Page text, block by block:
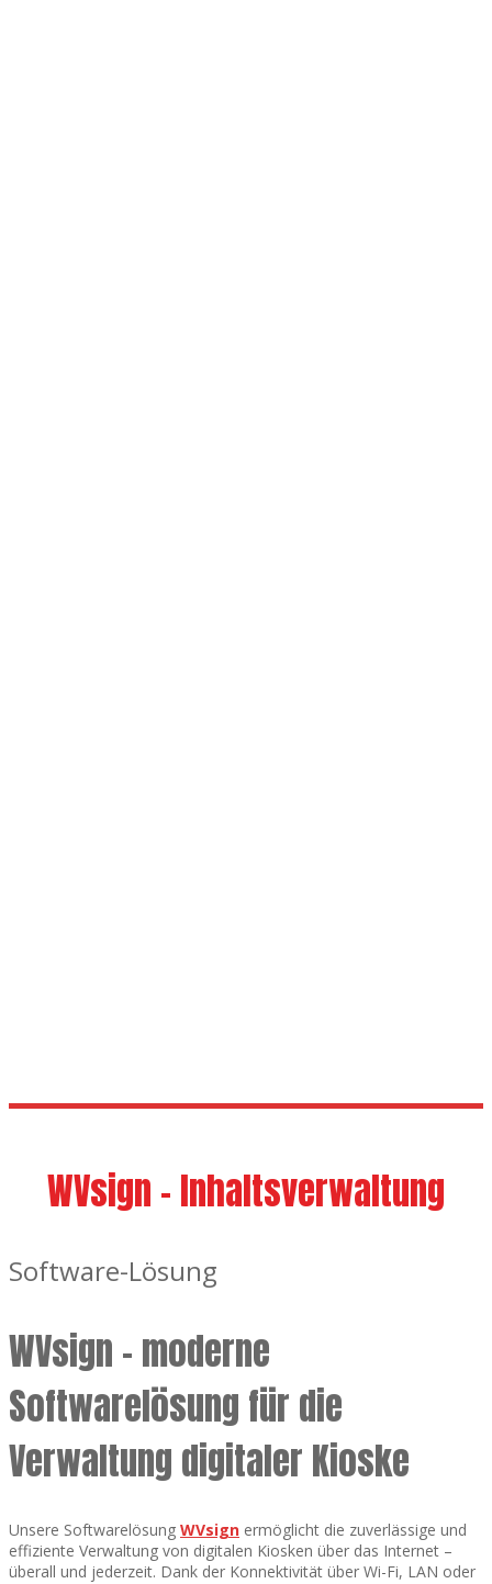
WVsign - Inhaltsverwaltung
Software-Lösung
WVsign – moderne
Softwarelösung für die
Verwaltung digitaler Kioske
Unsere Softwarelösung WVsign ermöglicht die zuverlässige und
effiziente Verwaltung von digitalen Kiosken über das Internet –
überall und jederzeit. Dank der Konnektivität über Wi-Fi, LAN oder